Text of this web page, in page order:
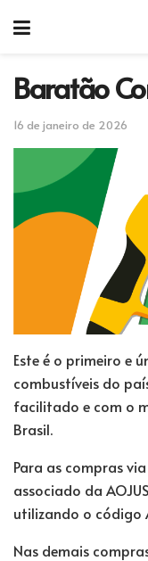
Baratão
16 de janeiro de 2026
Este é o primeiro e
combustíveis do
facilitado e com o
Brasil.
Para as compras
associado da
utilizando o código
Nas demais